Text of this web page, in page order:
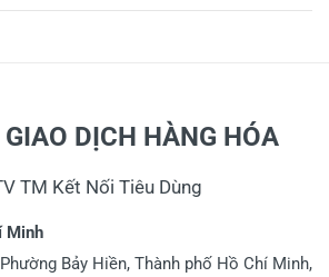
DỊCH HÀNG HÓA
TM Kết Nối Tiêu Dùng
Minh
Bảy Hiền, Thành phố Hồ Chí Minh,